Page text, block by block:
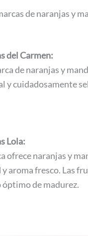
de naranjas y
del Carmen:
de naranjas y
y cuidadosamente
Lola:
ofrece naranjas y
aroma fresco. Las
de madurez.